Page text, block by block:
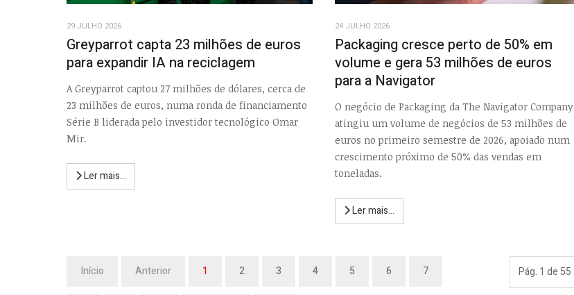
29 JULHO 2026
Greyparrot capta 23 milhões de euros
para expandir IA na reciclagem
A Greyparrot captou 27 milhões de dólares, cerca de
23 milhões de euros, numa ronda de financiamento
Série B liderada pelo investidor tecnológico Omar
Mir.
Ler mais...
24 JULHO 2026
Packaging cresce perto de 50% em
volume e gera 53 milhões de euros
para a Navigator
O negócio de Packaging da The Navigator Company
atingiu um volume de negócios de 53 milhões de
euros no primeiro semestre de 2026, apoiado num
crescimento próximo de 50% das vendas em
toneladas.
Ler mais...
Pág. 1 de 55
Início Anterior 1 2 3 4 5 6 7